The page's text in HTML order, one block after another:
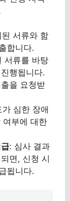
서류와 함
합니다.
서류를 바탕
행됩니다.
을 요청받
심한 장애
여부에 대한
: 심사 결과
면, 신청 시
됩니다.